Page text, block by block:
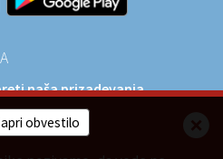
naša prizadevanja
obvestilo